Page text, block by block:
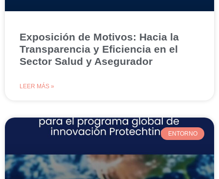
Exposición de Motivos: Hacia la
Transparencia y Eficiencia en el
Sector Salud y Asegurador
LEER MÁS »
ENTORNO